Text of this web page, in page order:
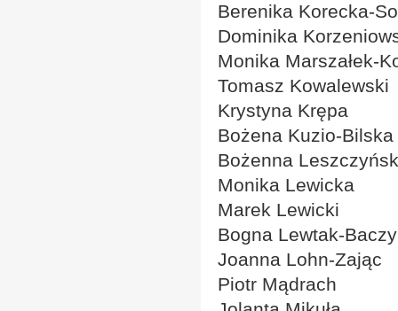
Berenika Korecka-
Dominika
Monika Marszałek-
Tomasz Kowalewski
Krystyna Krępa
Bożena Kuzio-Bilska
Bożenna
Monika Lewicka
Marek Lewicki
Bogna Lewtak-
Joanna Lohn-Zając
Piotr Mądrach